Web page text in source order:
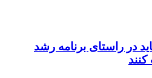
در راستای برنامه رشد